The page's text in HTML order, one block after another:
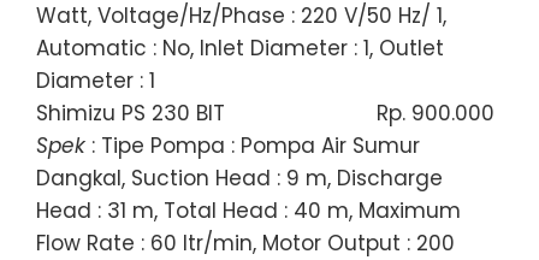
Watt, Voltage/Hz/Phase : 220 V/50 Hz/ 1,
Automatic : No, Inlet Diameter : 1, Outlet
Diameter : 1
Shimizu PS 230 BIT
Rp. 900.000
Spek : Tipe Pompa : Pompa Air Sumur
Dangkal, Suction Head : 9 m, Discharge
Head : 31 m, Total Head : 40 m, Maximum
Flow Rate : 60 ltr/min, Motor Output : 200